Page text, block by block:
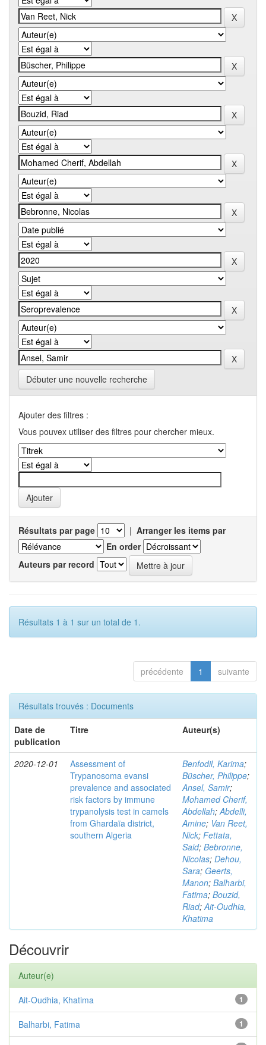
Débuter une nouvelle recherche
Ajouter des filtres :
Vous pouvex utiliser des filtres pour chercher mieux.
Résultats par page | Arranger les items par
En order
Auteurs par record
Résultats 1 à 1 sur un total de 1.
précédente 1 suivante
Résultats trouvés : Documents
Date de
publication
Titre Auteur(s)
2020-12-01
Assessment of
Trypanosoma evansi
prevalence and associated
risk factors by immune
trypanolysis test in camels
from Ghardaïa district,
southern Algeria
Benfodil, Karima;
Büscher, Philippe;
Ansel, Samir;
Mohamed Cherif,
Abdellah;Abdelli,
Amine; Van Reet,
Nick; Fettata,
Said; Bebronne,
Nicolas; Dehou,
Sara; Geerts,
Manon; Balharbi,
Fatima; Bouzid,
Riad;Ait-Oudhia,
Khatima
Découvrir
Auteur(e)
1
Ait-Oudhia, Khatima
1
Balharbi, Fatima